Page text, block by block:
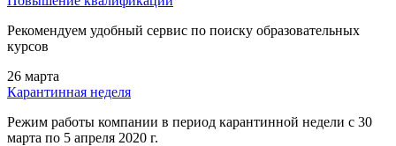
Рекомендуем удобный сервис по поиску образовательных
курсов
26 марта
Карантинная неделя
Режим работы компании в период карантинной недели c 30
марта по 5 апреля 2020 г.